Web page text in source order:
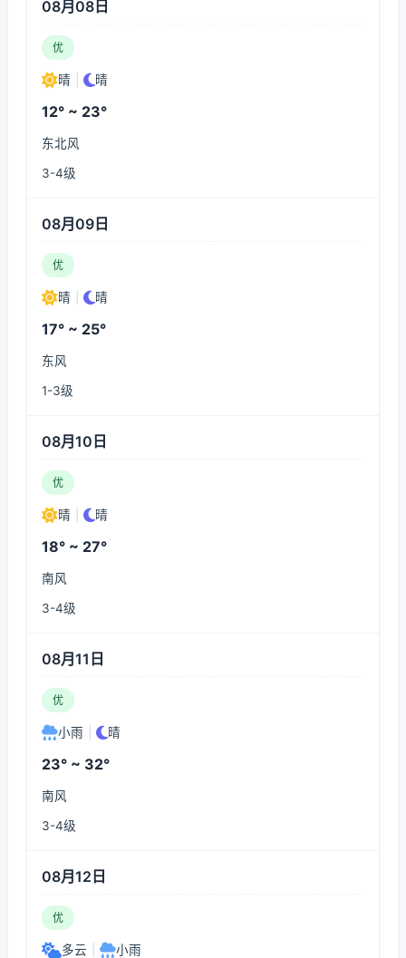
08月08日
优
晴 晴
12° ~ 23°
东北风
3-4级
08月09日
优
晴 晴
17° ~ 25°
东风
1-3级
08月10日
优
晴 晴
18° ~ 27°
南风
3-4级
08月11日
优
小雨 晴
23° ~ 32°
南风
3-4级
08月12日
优
多云 小雨